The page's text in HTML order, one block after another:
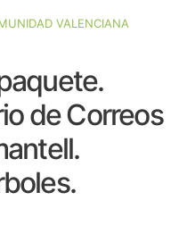
VALENCIANA
de Correos